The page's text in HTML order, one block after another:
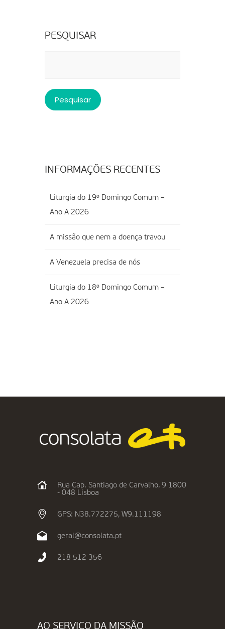
PESQUISAR
INFORMAÇÕES RECENTES
Liturgia do 19º Domingo Comum –
Ano A 2026
A missão que nem a doença travou
A Venezuela precisa de nós
Liturgia do 18º Domingo Comum –
Ano A 2026
Rua Cap. Santiago de Carvalho, 9 1800
- 048 Lisboa
GPS: N38.772275, W9.111198
geral@consolata.pt
218 512 356
AO SERVIÇO DA MISSÃO